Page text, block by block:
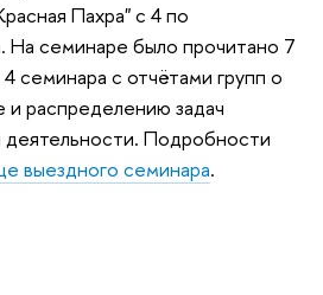
Пахра" с 4 по
На семинаре было прочитано 7
семинара с отчётами групп о
распределению задач
деятельности. Подробности
выездного семинара.